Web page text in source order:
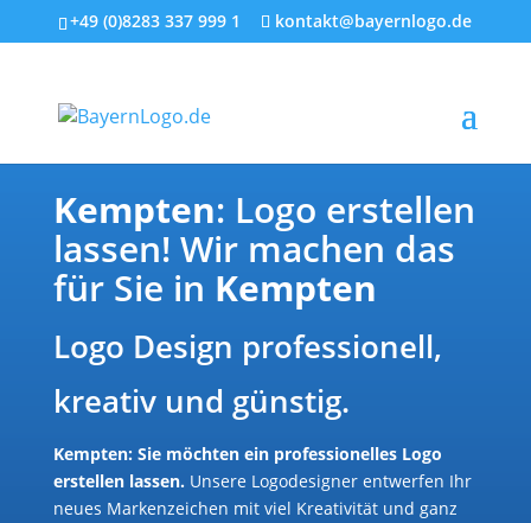
+49 (0)8283 337 999 1 kontakt@bayernlogo.de
Kempten: Logo erstellen
lassen! Wir machen das
für Sie in Kempten
Logo Design professionell,
kreativ und günstig.
Kempten: Sie möchten ein professionelles Logo
erstellen lassen.Unsere Logodesigner entwerfen Ihr
neues Markenzeichen mit viel Kreativität und ganz